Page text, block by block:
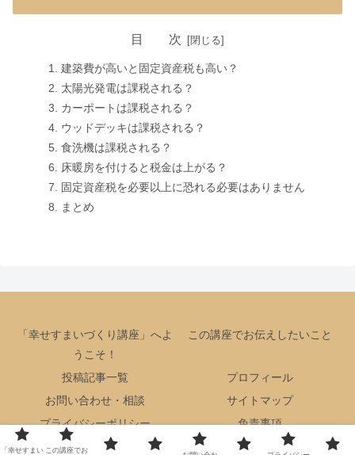
目 次
建築費が高いと固定資産税も高い？
太陽光発電は課税される？
カーポートは課税される？
ウッドデッキは課税される？
食洗機は課税される？
床暖房を付けると税金は上がる？
固定資産税を必要以上に恐れる必要はありません
まとめ
「幸せすまいづくり講座」へよ
うこそ！
この講座でお伝えしたいこと
投稿記事一覧
プロフィール
お問い合わせ・相談
サイトマップ
プライバシーポリシー
免責事項
Copyright © 2024 幸せ住まいづくり講座 All Rights Reserved.
「幸せすまい この講座でお